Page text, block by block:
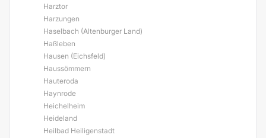
Harztor
Harzungen
Haselbach (Altenburger Land)
Haßleben
Hausen (Eichsfeld)
Haussömmern
Hauteroda
Haynrode
Heichelheim
Heideland
Heilbad Heiligenstadt